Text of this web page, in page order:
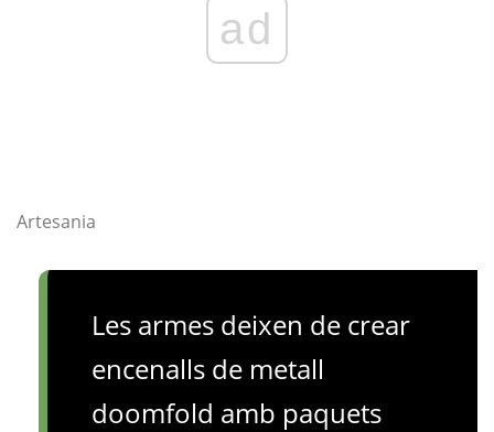
ad
Artesania
Les armes deixen de crear
encenalls de metall
doomfold amb paquets